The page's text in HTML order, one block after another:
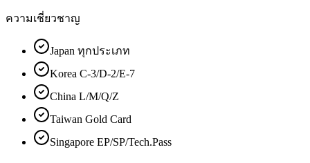
ความเชี่ยวชาญ
Japan ทุกประเภท
Korea C-3/D-2/E-7
China L/M/Q/Z
Taiwan Gold Card
Singapore EP/SP/Tech.Pass